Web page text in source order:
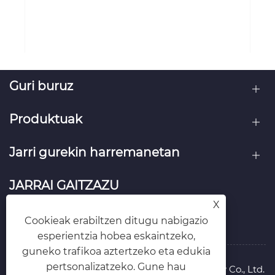
Guri buruz
Produktuak
Jarri gurekin harremanetan
JARRAI GAITZAZU
Copyright © 2025 Taizhou Cmall Biotechnology Co., Ltd.
X
Cookieak erabiltzen ditugu nabigazio
esperientzia hobea eskaintzeko,
guneko trafikoa aztertzeko eta edukia
pertsonalizatzeko. Gune hau